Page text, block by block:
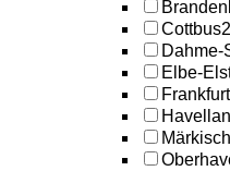
Cottbus2
Dahme-
Elbe-